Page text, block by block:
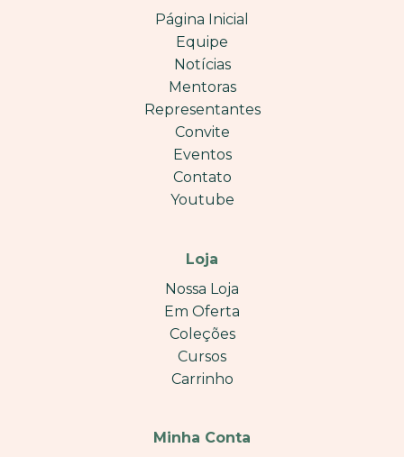
Página Inicial
Equipe
Notícias
Mentoras
Representantes
Convite
Eventos
Contato
Youtube
Loja
Nossa Loja
Em Oferta
Coleções
Cursos
Carrinho
Minha Conta